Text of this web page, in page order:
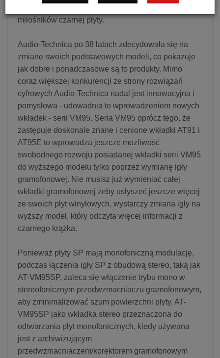
miłośników czarnej płyty.
Audio-Technica po 38 latach zdecydowała się na
zmianę swoich podstawowych modeli, co pokazuje
jak dobre i ponadczasowe są to produkty. Mimo
coraz większej konkurencji ze strony rozwiązań
cyfrowych Audio-Technica nadal jest innowacyjna i
pomysłowa - udowadnia to wprowadzeniem nowych
wkładek - serii VM95. Seria VM95 oprócz tego, że
zastępuje doskonale znane i cenione wkładki AT91 i
AT95E to wprowadza jeszcze możliwość
swobodnego rozwoju posiadanej wkładki serii VM95
do wyższego modelu tylko poprzez wymianę igły
gramofonowej. Nie musisz już wymieniać całej
wkładki gramofonowej żeby usłyszeć jeszcze więcej
ze swoich płyt winylowych, wystarczy zmiana igły na
wyższy model, który odczyta więcej informacji z
czarnego krążka.
Ponieważ płyty SP mają monofoniczną modulację,
podczas łączenia igły SP z obudową stereo, taką jak
AT-VM95SP, zaleca się włączenie trybu mono w
stereofonicznym przedwzmacniaczu gramofonowym,
aby zminimalizować szum powierzchni płyty. AT-
VM95SP jako wkładka stereo przeznaczona do
odtwarzania płyt monofonicznych, kiedy używana
jest z archiwizującym
przedwzmacniaczem/korektorem gramofonowym